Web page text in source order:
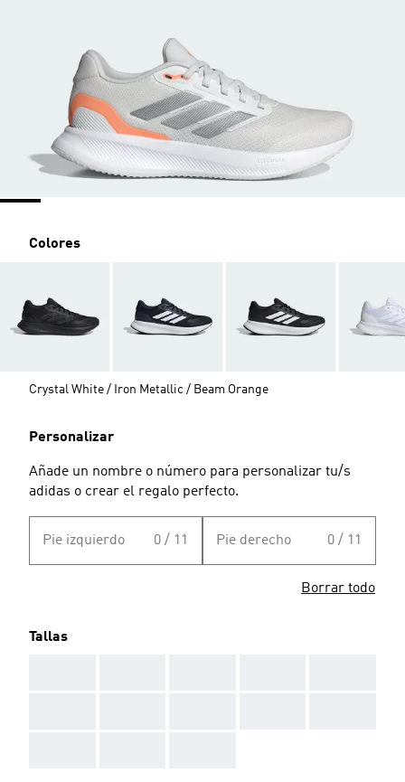
Colores
Crystal White / Iron Metallic / Beam Orange
Personalizar
Añade un nombre o número para personalizar tu/s
adidas o crear el regalo perfecto.
Pie izquierdo 0 / 11 Pie derecho 0 / 11
Borrar todo
Tallas